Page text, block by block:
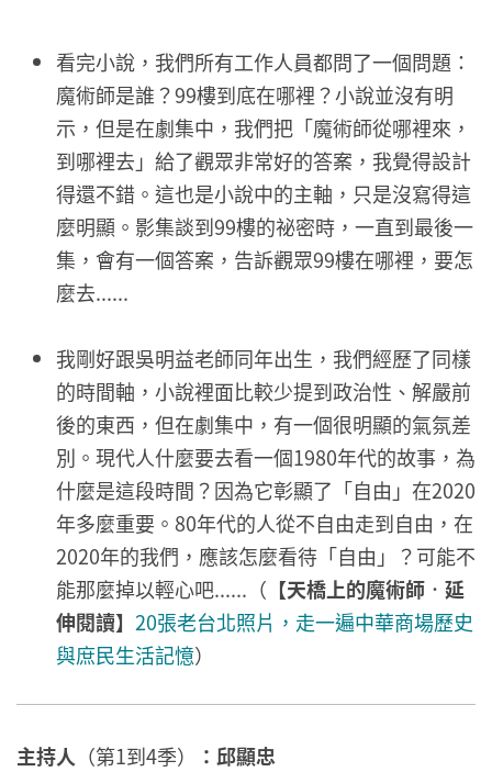
看完小說，我們所有工作人員都問了一個問題：
魔術師是誰？99樓到底在哪裡？小說並沒有明
示，但是在劇集中，我們把「魔術師從哪裡來，
到哪裡去」給了觀眾非常好的答案，我覺得設計
得還不錯。這也是小說中的主軸，只是沒寫得這
麼明顯。影集談到99樓的祕密時，一直到最後一
集，會有一個答案，告訴觀眾99樓在哪裡，要怎
麼去......
我剛好跟吳明益老師同年出生，我們經歷了同樣
的時間軸，小說裡面比較少提到政治性、解嚴前
後的東西，但在劇集中，有一個很明顯的氣氛差
別。現代人什麼要去看一個1980年代的故事，為
什麼是這段時間？因為它彰顯了「自由」在2020
年多麼重要。80年代的人從不自由走到自由，在
2020年的我們，應該怎麼看待「自由」？可能不
能那麼掉以輕心吧......（ 【天橋上的魔術師 ． 延
伸閱讀】 20張老台北照片，走一遍中華商場歷史
與庶民生活記憶）
主持人 （第1到4季）
：邱顯忠